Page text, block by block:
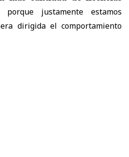
justamente estamos
dirigida el comportamiento